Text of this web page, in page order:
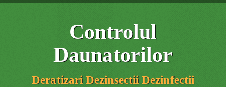
Controlul
Daunatorilor
Deratizari Dezinsectii Dezinfectii